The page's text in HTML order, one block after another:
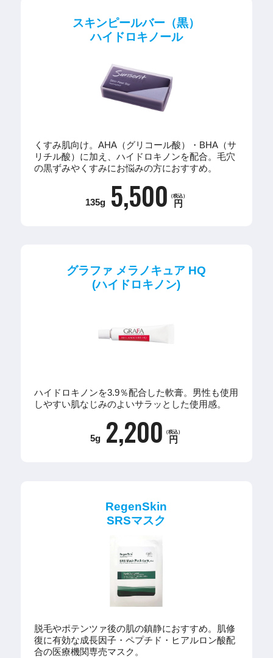
スキンピールバー（黒）
ハイドロキノール
くすみ肌向け。AHA（グリコール酸）・BHA（サ
リチル酸）に加え、ハイドロキノンを配合。毛穴
の黒ずみやくすみにお悩みの方におすすめ。
135g 5,500 （税込）
円
グラファ メラノキュア HQ
(ハイドロキノン)
ハイドロキノンを3.9％配合した軟膏。男性も使用
しやすい肌なじみのよいサラッとした使用感。
5g 2,200 （税込）
円
RegenSkin
SRSマスク
脱毛やポテンツァ後の肌の鎮静におすすめ。肌修
復に有効な成長因子・ペプチド・ヒアルロン酸配
合の医療機関専売マスク。